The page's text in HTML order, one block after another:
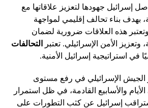
إسرائيل جهودها لتعزيز علاقاتها مع
بهدف بناء تحالف إقليمي لمواجهة
هذه العلاقات ضرورية لضمان
وتعزيز الأمن الإسرائيلي. تعتبر
التحالفات
في استراتيجية إسرائيل الأمنية.
الجيش الإسرائيلي في رفع مستوى
والأسابيع القادمة، في ظل استمرار
وستراقب إسرائيل عن كثب التطورات على